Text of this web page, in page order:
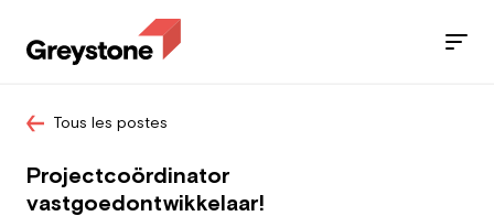
Jobs
Nos services
Tous les postes
Projectcoördinator
vastgoedontwikkelaar!